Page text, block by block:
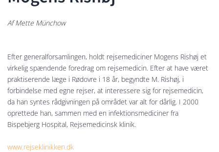
Af Mette Münchow
Efter generalforsamlingen, holdt rejsemediciner Mogens Rishøj et
virkelig spændende foredrag om rejsemedicin. Efter at have været
praktiserende læge i Rødovre i 18 år, begyndte M. Rishøj, i
forbindelse med egne rejser, at interessere sig for rejsemedicin,
da han syntes rådgivningen på området var alt for dårlig. I 2000
oprettede han, sammen med en infektionsmediciner fra
Bispebjerg Hospital, Rejsemedicinsk klinik.
www.rejseklinikken.dk